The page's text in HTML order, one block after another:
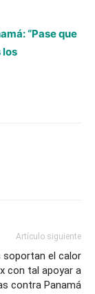
“Pase que
los
Artículo siguiente
soportan el calor
con tal apoyar a
contra Panamá